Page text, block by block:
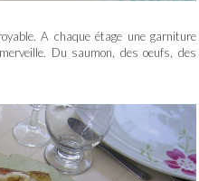
A chaque étage une garniture
Du saumon, des oeufs, des